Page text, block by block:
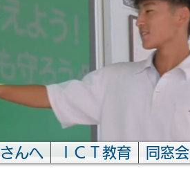
んへ ＩＣＴ教育 同窓会